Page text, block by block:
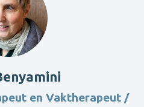
en Vaktherapeut /